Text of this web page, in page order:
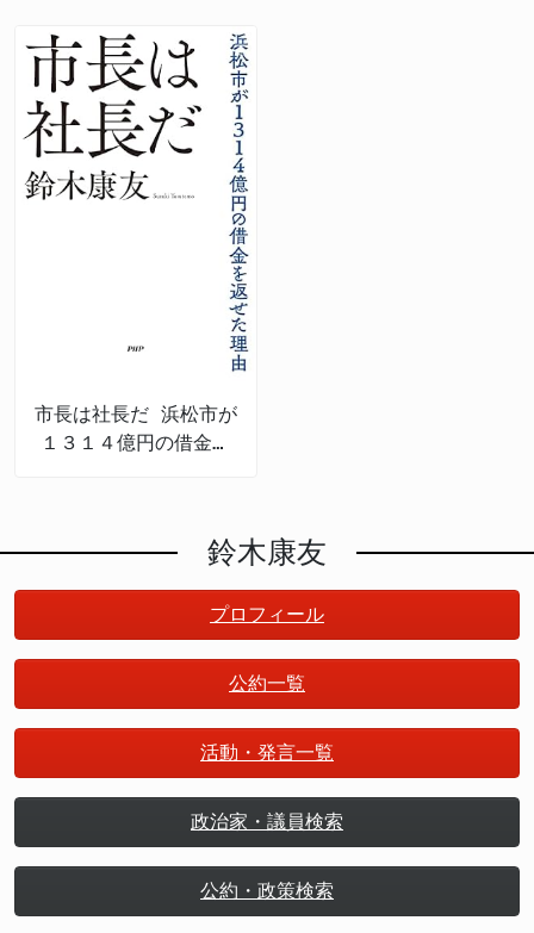
市長は社長だ 浜松市が
１３１４億円の借金を
鈴木康友
プロフィール
公約一覧
活動・発言一覧
政治家・議員検索
公約・政策検索